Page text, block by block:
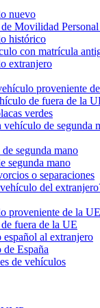
nuevo
Movilidad
histórico
con matrícula
extranjero
proveniente
de fuera de la
verdes
de segunda
segunda mano
segunda mano
o separaciones
del
proveniente de la UE
fuera de la UE
al extranjero
España
de vehículos